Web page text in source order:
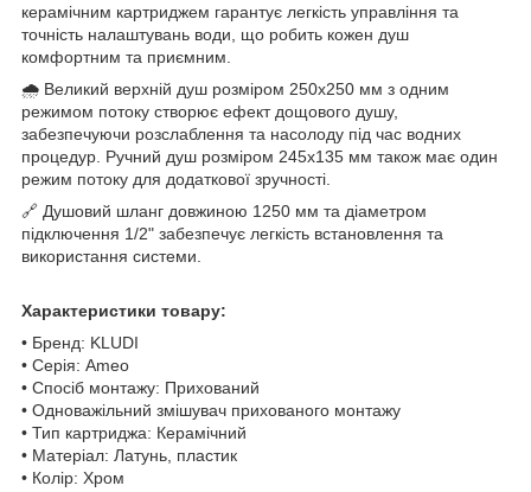
керамічним картриджем гарантує легкість управління та
точність налаштувань води, що робить кожен душ
комфортним та приємним.
🌧️ Великий верхній душ розміром 250х250 мм з одним
режимом потоку створює ефект дощового душу,
забезпечуючи розслаблення та насолоду під час водних
процедур. Ручний душ розміром 245х135 мм також має один
режим потоку для додаткової зручності.
🔗 Душовий шланг довжиною 1250 мм та діаметром
підключення 1/2" забезпечує легкість встановлення та
використання системи.
Характеристики товару:
• Бренд: KLUDI
• Серія: Ameo
• Спосіб монтажу: Прихований
• Одноважільний змішувач прихованого монтажу
• Тип картриджа: Керамічний
• Матеріал: Латунь, пластик
• Колір: Хром